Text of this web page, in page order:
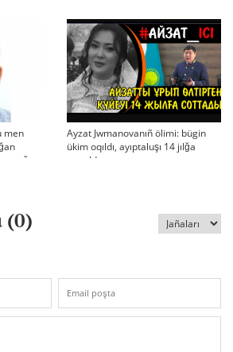
men
qoğam
Ayzat Jwmanovanıñ ölimi: bügin
ükim oqıldı, ayıptaluşı 14 jılğa
sottaldı
(0)